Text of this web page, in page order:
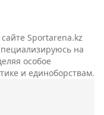
Sportarena.kz
на
особое
и единоборствам.